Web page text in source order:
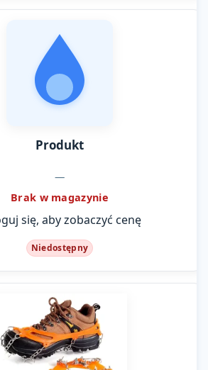
Produkt
—
Brak w magazynie
się, aby zobaczyć cenę
Niedostępny